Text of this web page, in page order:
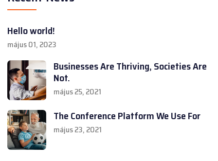
Hello world!
május 01, 2023
Businesses Are Thriving, Societies Are
Not.
május 25, 2021
The Conference Platform We Use For
május 23, 2021